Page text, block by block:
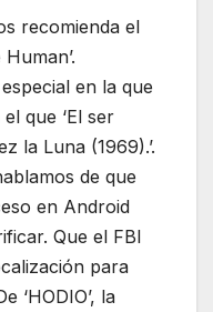
recomienda el
en la que
que ‘El ser
la Luna (1969).’.
de que
en Android
Que el FBI
para
‘HODIO’, la